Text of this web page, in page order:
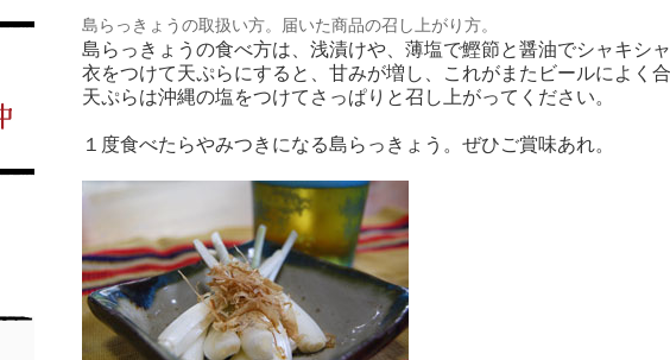
島らっきょうの取扱い方。届いた商品の召し上がり方。
島らっきょうの食べ方は、浅漬けや、薄塩で鰹節と醤油でシャキシ
衣をつけて天ぷらにすると、甘みが増し、これがまたビールによく合
天ぷらは沖縄の塩をつけてさっぱりと召し上がってください。
１度食べたらやみつきになる島らっきょう。ぜひご賞味あれ。